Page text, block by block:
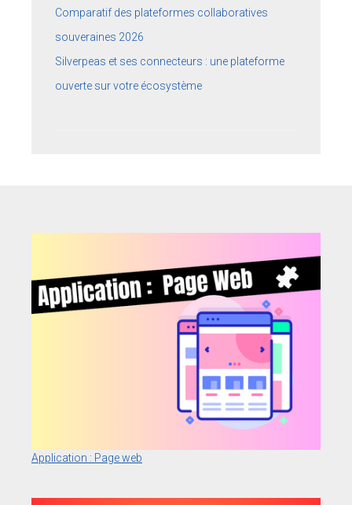
Comparatif des plateformes collaboratives
souveraines 2026
Silverpeas et ses connecteurs : une plateforme
ouverte sur votre écosystème
Application : Page web